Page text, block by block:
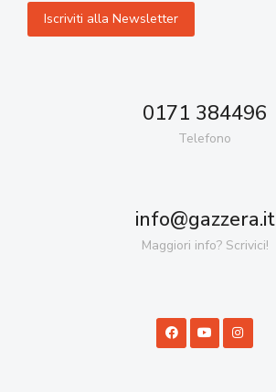
0171 384496
Telefono
info@gazzera.it
Maggiori info? Scrivici!